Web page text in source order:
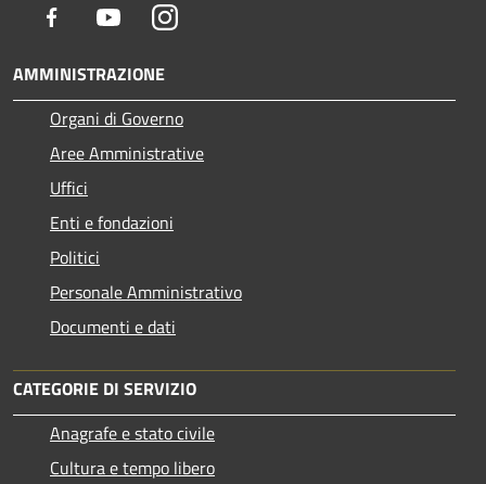
Facebook YoutubeInstagram
AMMINISTRAZIONE
Organi di Governo
Aree Amministrative
Uffici
Enti e fondazioni
Politici
Personale Amministrativo
Documenti e dati
CATEGORIE DI SERVIZIO
Anagrafe e stato civile
Cultura e tempo libero